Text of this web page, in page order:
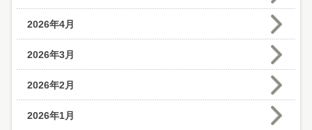
2026年4月
2026年3月
2026年2月
2026年1月